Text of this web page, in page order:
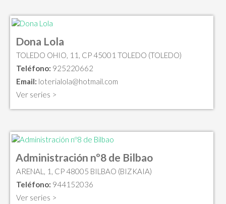
Dona Lola
TOLEDO OHIO, 11, CP 45001 TOLEDO (TOLEDO)
Teléfono: 925220662
Email: loterialola@hotmail.com
Ver series >
Administración nº8 de Bilbao
ARENAL, 1, CP 48005 BILBAO (BIZKAIA)
Teléfono: 944152036
Ver series >